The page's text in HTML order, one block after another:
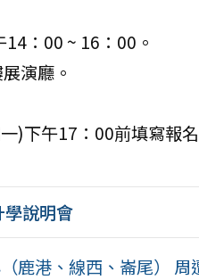
：00 ~ 16：00。
演廳。
)下午17：00前填寫報
說明會
鹿港、線西、崙尾） 周